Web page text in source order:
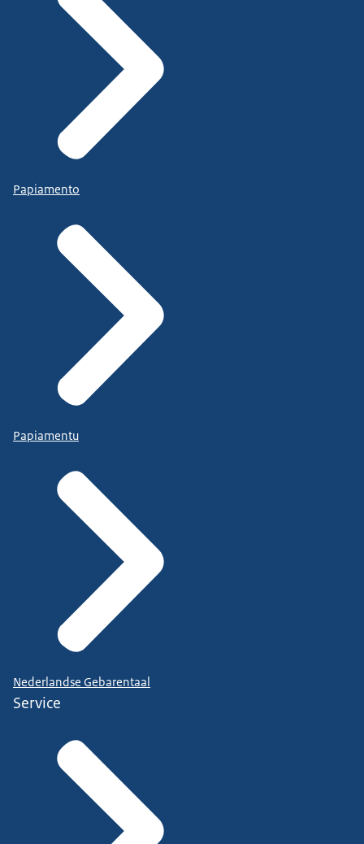
Papiamento
Papiamentu
Nederlandse Gebarentaal
Service